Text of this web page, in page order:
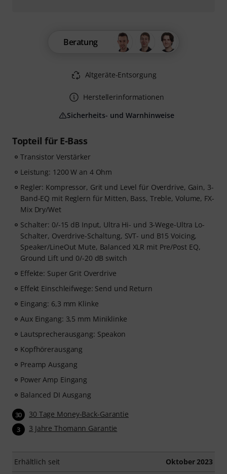
Topteil für E-Bass
Transistor Verstärker
Leistung: 1200 W an 4 Ohm
Regler: Kompressor, Grit und Level für Overdrive, Gain, 3-
Band-EQ mit Reglern für Mitten, Bass, Treble, Volume, FX-
Mix Dry/Wet
Schalter: 0/-15 dB Input, Ultra Hi- und 3-Wege-Ultra Lo-
Schalter, Overdrive-Schaltung, SVT- und B15 Voicing,
Speaker/LineOut Mute, Balanced XLR mit Pre/Post EQ,
Ground Lift und 0/-20 dB switch
Effekte: Super Grit Overdrive
Effekt Einschleifwege: Send und Return
Eingang: 6,3 mm Klinke
Aux Eingang: 3,5 mm Miniklinke
Lautsprecherausgang: Speakon
Kopfhörerausgang
Preamp Ausgang
Power Amp Eingang
Balanced DI Ausgang
30 30 Tage Money-Back-Garantie
3 3 Jahre Thomann Garantie
Erhältlich seit Oktober 2023
Beratung
Altgeräte-Entsorgung
Herstellerinformationen
Sicherheits- und Warnhinweise